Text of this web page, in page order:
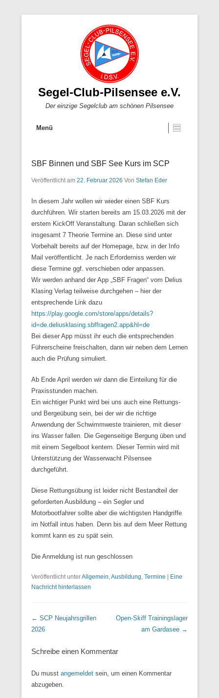
Segel-Club-Pilsensee e.V.
Der einzige Segelclub am schönen Pilsensee
Menü
SBF Binnen und SBF See Kurs im SCP
Veröffentlicht am 22. Februar 2026 Von Stefan Eder
In diesem Jahr wollen wir wieder einen SBF Kurs
durchführen. Wir starten bereits am 15.03.2026 mit der
erstem KickOff Veranstaltung. Daran schließen sich
insgesamt 7 Theorie Termine an. Diese sind unter
Vorbehalt bereits auf der Homepage, bzw. in der Info
Mail veröffentlicht. Je nach Erforderniss werden wir
diese Termine ggf. verschieben oder anpassen.
Wir werden anhand der App „SBF Fragen“ vom Delius
Klasing Verlag teilweise durchgehen – hier der
entsprechende Link dazu
https://play.google.com/store/apps/details?
id=de.deliusklasing.sbffragen2.app&hl=de
Bei dieser App müsst ihr euch die entsprechenden
Führerscheine freischalten, dann wir neben dem Lernen
auch die Prüfung simuliert.
Ab Ende April werden wir dann die Einteilung für die
Praxisstunden machen.
Ein wichtiger Punkt wird bei uns auch eine Rettungs-
und Bergeübung sein, bei der wir die richtige
Anwendung der Schwimmweste trainieren, mit dieser
ins Wasser fallen. Die Gegenseitige Bergung üben und
mit einem Segelboot kentern. Dieser Termin wird mit
Unterstützung der Wasserwacht Pilsensee
durchgeführt.
Diese Rettungsübung ist leider nicht Bestandteil der
geforderten Ausbildung – ein Segler und
Motorbootfahrer sollte aber die wichtigsten Handgriffe
im Notfall intus haben. Denn bis auf dem Meer Rettung
kommt kann es zu spät sein.
Die Anmeldung ist nun geschlossen
Veröffentlicht unterAllgemein,Ausbildung, Termine
Eine
Nachricht hinterlassen
Beitrags Übersicht
← SCP Neujahrsgrillen
2026
Open-Skiff Trainingslager
am Gardasee →
Schreibe einen Kommentar
Du musst angemeldet sein, um einen Kommentar
abzugeben.